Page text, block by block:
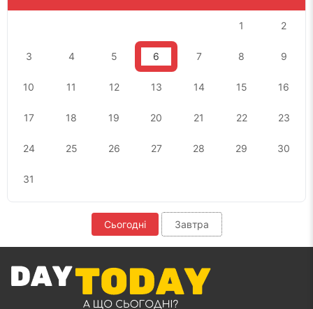
1 2
3 4 5 6 7 8 9
10 11 12 13 14 15 16
17 18 19 20 21 22 23
24 25 26 27 28 29 30
31
Сьогодні Завтра